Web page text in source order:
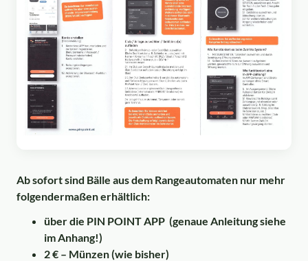
Ab sofort sind Bälle aus dem Rangeautomaten nur mehr
folgendermaßen erhältlich:
über die PIN POINT APP (genaue Anleitung siehe
im Anhang!)
2 € – Münzen (wie bisher)